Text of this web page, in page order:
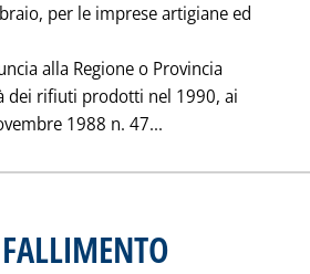
per le imprese artigiane ed
alla Regione o Provincia
dei rifiuti prodotti nel 1990, ai
1988 n. 47... Leggi tutta la